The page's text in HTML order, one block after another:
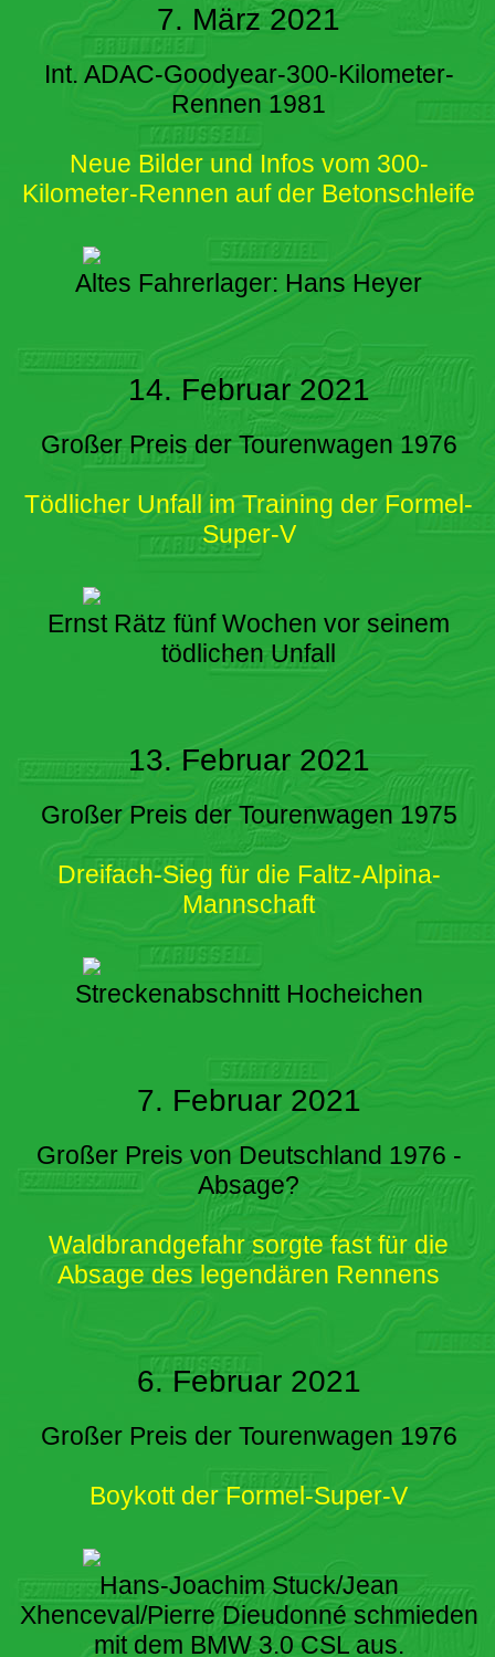
7. März 2021
Int. ADAC-Goodyear-300-Kilometer-
Rennen 1981
Neue Bilder und Infos vom 300-
Kilometer-Rennen auf der Betonschleife
Altes Fahrerlager: Hans Heyer
14. Februar 2021
Großer Preis der Tourenwagen 1976
Tödlicher Unfall im Training der Formel-
Super-V
Ernst Rätz fünf Wochen vor seinem
tödlichen Unfall
13. Februar 2021
Großer Preis der Tourenwagen 1975
Dreifach-Sieg für die Faltz-Alpina-
Mannschaft
Streckenabschnitt Hocheichen
7. Februar 2021
Großer Preis von Deutschland 1976 -
Absage?
Waldbrandgefahr sorgte fast für die
Absage des legendären Rennens
6. Februar 2021
Großer Preis der Tourenwagen 1976
Boykott der Formel-Super-V
Hans-Joachim Stuck/Jean
Xhenceval/Pierre Dieudonné schmieden
mit dem BMW 3.0 CSL aus.